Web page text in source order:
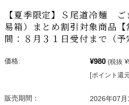
【夏季限定】Ｓ尾道冷麺
易箱）まとめ割引対象商品
間：８月３１日受付まで（
価格: ¥980 (税抜
[ポイント還
販売期間：
2026年07